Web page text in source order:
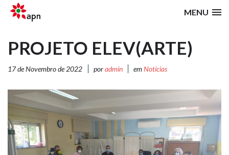
MENU
PROJETO ELEV(ARTE)
17 de Novembro de 2022 poradmin emNotícias